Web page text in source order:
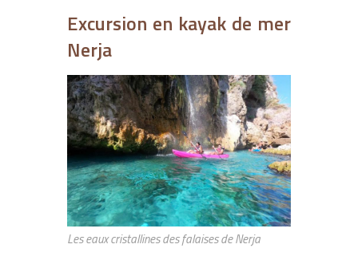
Excursion en kayak de mer
Nerja
Les eaux cristallines des falaises de Nerja